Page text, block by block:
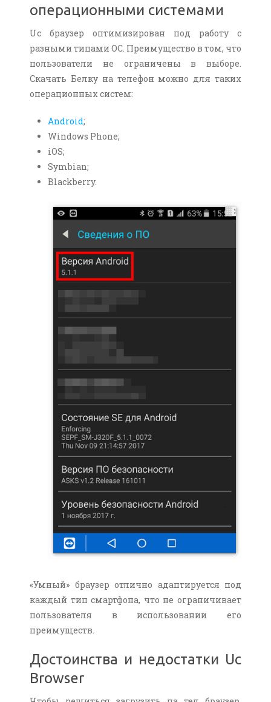
операционными системами
Uc браузер оптимизирован под работу с
разными типами OС. Преимущество в том, что
пользователи не ограничены в выборе.
Скачать Белку на телефон можно для таких
операционных систем:
Android;
Windows Phone;
iOS;
Symbian;
Blackberry.
«Умный» браузер отлично адаптируется под
каждый тип смартфона, что не ограничивает
пользователя в использовании его
преимуществ.
Достоинства и недостатки Uc
Browser